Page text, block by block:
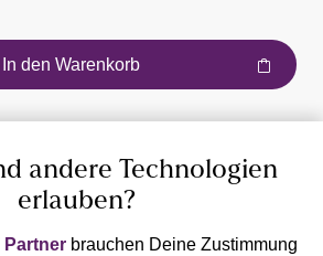
In den Warenkorb
andere Technologien
erlauben?
Partner brauchen Deine Zustimmung